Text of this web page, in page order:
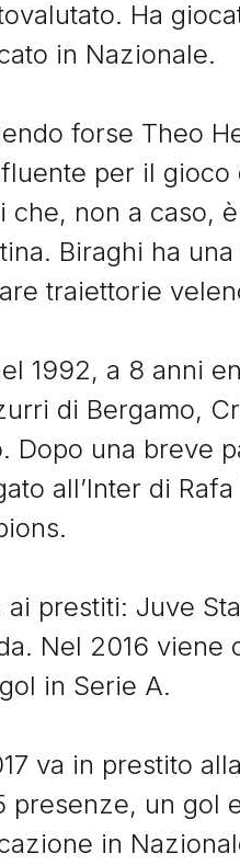
Ha
in Nazionale.
forse Theo
per il gioco
che, non a caso,
Biraghi ha
traiettorie
1992, a 8 anni
di Bergamo,
Dopo una breve
all’Inter di
ai prestiti: Juve
Nel 2016 viene
in Serie A.
va in prestito
presenze, un gol
in
e
è stato uno dei
e
Napoli nell’ultimo
12
in